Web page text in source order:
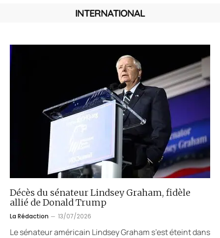
INTERNATIONAL
Décès du sénateur Lindsey Graham, fidèle
allié de Donald Trump
La Rédaction 13/07/2026
Le sénateur américain Lindsey Graham s’est éteint dans